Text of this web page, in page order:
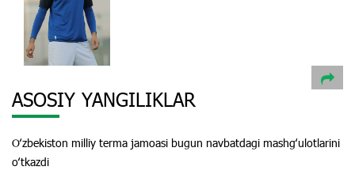
ASOSIY YANGILIKLAR
Oʻzbekiston milliy terma jamoasi bugun navbatdagi mashgʻulotlarini
oʻtkazdi